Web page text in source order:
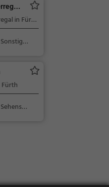
in Fürth
Sonstige
Sehensw